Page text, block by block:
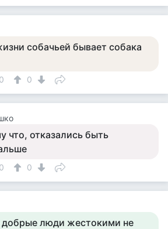
собачьей бывает собака
0 0
что, отказались быть
0 0
люди жестокими не